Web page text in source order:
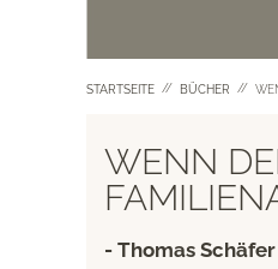
STARTSEITE // BÜCHER //
WENN
- Thomas